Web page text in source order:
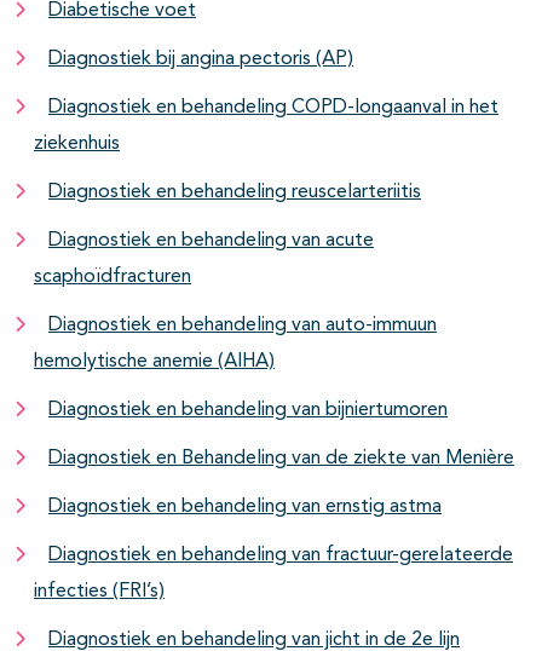
Diabetische voet
Diagnostiek bij angina pectoris (AP)
Diagnostiek en behandeling COPD-longaanval in het
ziekenhuis
Diagnostiek en behandeling reuscelarteriitis
Diagnostiek en behandeling van acute
scaphoïdfracturen
Diagnostiek en behandeling van auto-immuun
hemolytische anemie (AIHA)
Diagnostiek en behandeling van bijniertumoren
Diagnostiek en Behandeling van de ziekte van Menière
Diagnostiek en behandeling van ernstig astma
Diagnostiek en behandeling van fractuur-gerelateerde
infecties (FRI’s)
Diagnostiek en behandeling van jicht in de 2e lijn